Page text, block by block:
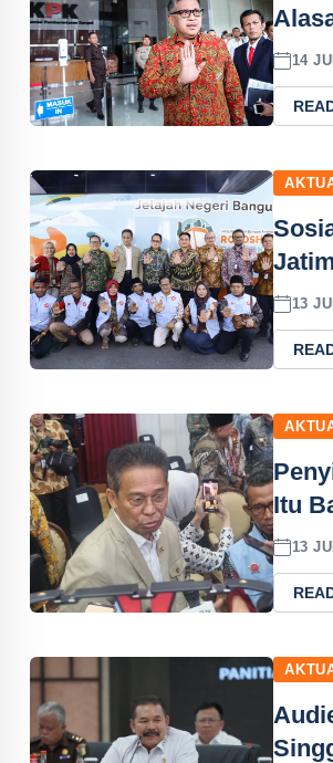
14
13
Itu
13